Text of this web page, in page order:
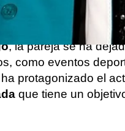
, la pareja se ha
como eventos
protagonizado el
que tiene un